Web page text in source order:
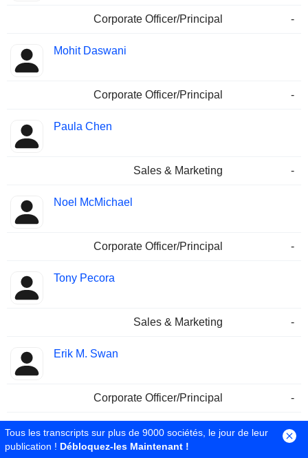
Corporate Officer/Principal -
Mohit Daswani
Corporate Officer/Principal -
Paula Chen
Sales & Marketing -
Noel McMichael
Corporate Officer/Principal -
Tony Pecora
Sales & Marketing -
Erik M. Swan
Corporate Officer/Principal -
Mihir Kumar Choudhary
Tous les transcripts sur plus de 9000 sociétés, le jour de leur
publication ! Débloquez-les Maintenant !